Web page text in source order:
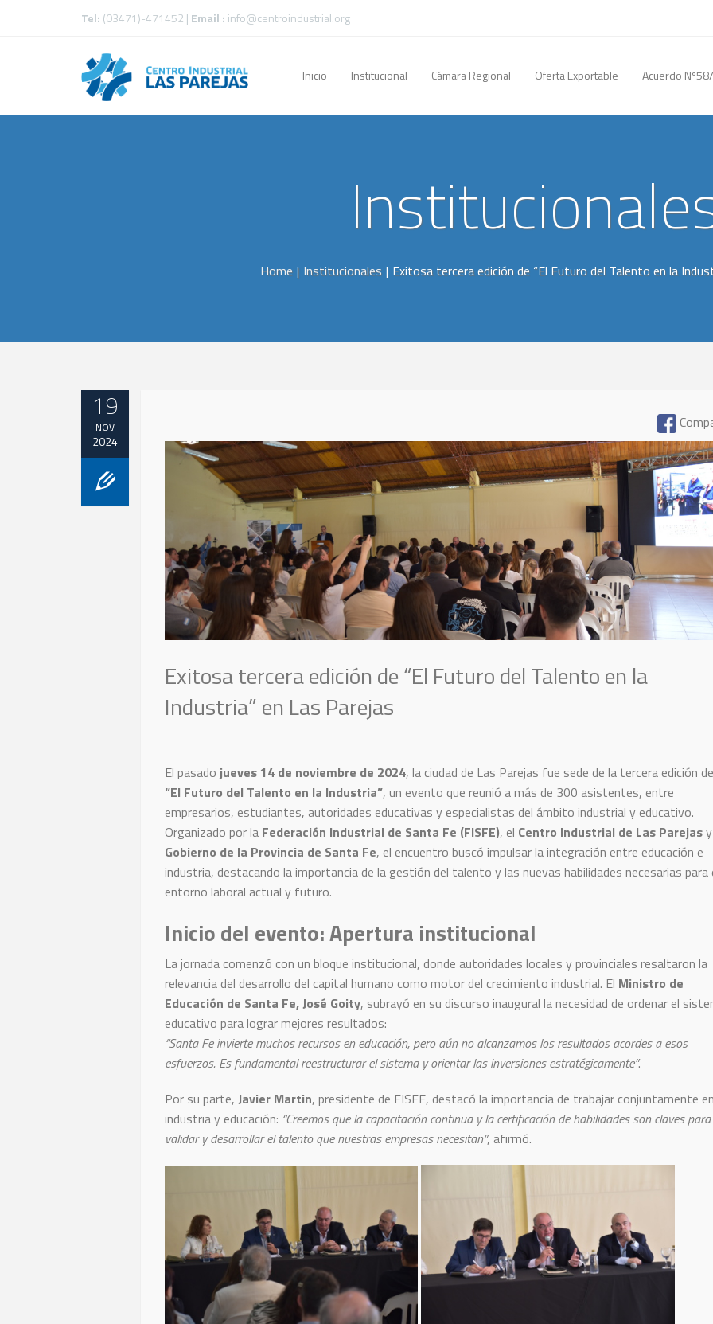
Tel: (03471)-471452 | Email : info@centroindustrial.org
Inicio Institucional Cámara Regional Oferta Exportable Acuerdo
Home | Institucionales | Exitosa tercera edición de “El Futuro del Talento en la
19
NOV
2024
Exitosa tercera edición de “El Futuro del Talento en la
Industria” en Las Parejas
El pasado jueves 14 de noviembre de 2024, la ciudad de Las Parejas fue sede de la tercera edición de
“El Futuro del Talento en la Industria”, un evento que reunió a más de 300 asistentes, entre
empresarios, estudiantes, autoridades educativas y especialistas del ámbito industrial y educativo.
Organizado por la Federación Industrial de Santa Fe (FISFE), el Centro Industrial de Las Parejas
Gobierno de la Provincia de Santa Fe, el encuentro buscó impulsar la integración entre educación e
industria, destacando la importancia de la gestión del talento y las nuevas habilidades necesarias para
entorno laboral actual y futuro.
Inicio del evento: Apertura institucional
La jornada comenzó con un bloque institucional, donde autoridades locales y provinciales resaltaron la
relevancia del desarrollo del capital humano como motor del crecimiento industrial. El Ministro de
Educación de Santa Fe, José Goity, subrayó en su discurso inaugural la necesidad de ordenar el
educativo para lograr mejores resultados:
“Santa Fe invierte muchos recursos en educación, pero aún no alcanzamos los resultados acordes a esos
esfuerzos. Es fundamental reestructurar el sistema y orientar las inversiones estratégicamente”.
Por su parte, Javier Martin, presidente de FISFE, destacó la importancia de trabajar conjuntamente
industria y educación: “Creemos que la capacitación continua y la certificación de habilidades son claves para
validar y desarrollar el talento que nuestras empresas necesitan”, afirmó.